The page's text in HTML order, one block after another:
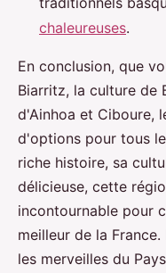
chaleureuses.
En conclusion, que
Biarritz, la culture de
d'Ainhoa et Ciboure,
d'options pour tous
riche histoire, sa
délicieuse, cette
incontournable pour
meilleur de la
les merveilles du